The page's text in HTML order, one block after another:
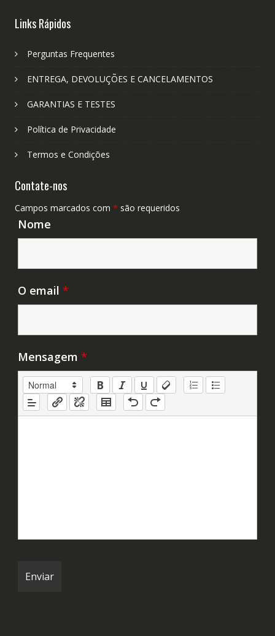
Links Rápidos
Perguntas Frequentes
ENTREGA, DEVOLUÇÕES E CANCELAMENTOS
GARANTIAS E TESTES
Política de Privacidade
Termos e Condições
Contate-nos
Campos marcados com * são requeridos
Nome
O email *
Mensagem *